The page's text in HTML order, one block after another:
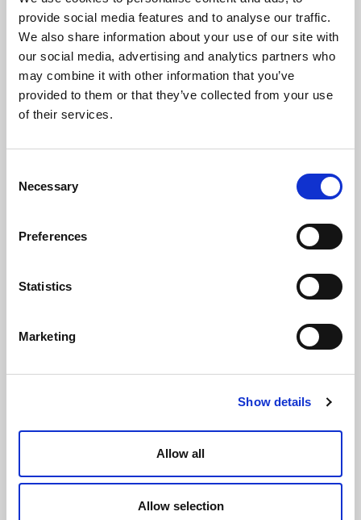
provide social media features and to analyse our traffic.
We also share information about your use of our site with
our social media, advertising and analytics partners who
may combine it with other information that you’ve
provided to them or that they’ve collected from your use
of their services.
Selection
Necessary
Preferences
Statistics
Marketing
Show details
Allow all
Allow selection
Climatizadores Profesionales Mono Inverter